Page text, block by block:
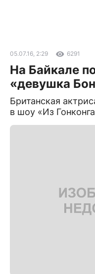
05.07.16, 2:29 6291
На Байкале
«девушка
Британская
в шоу «Из